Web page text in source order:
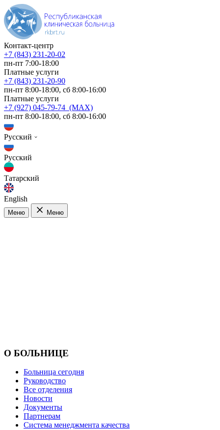
Контакт-центр
+7 (843) 231-20-02
пн-пт 7:00-18:00
Платные услуги
+7 (843) 231-20-90
пн-пт 8:00-18:00, сб 8:00-16:00
Платные услуги
+7 (927) 045-79-74 (MAX)
пн-пт 8:00-18:00, сб 8:00-16:00
Русский
Русский
Татарский
English
Меню Меню
О БОЛЬНИЦЕ
Больница сегодня
Руководство
Все отделения
Новости
Документы
Партнерам
Система менеджмента качества